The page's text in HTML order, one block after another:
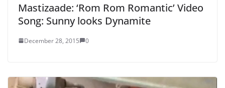
Mastizaade: ‘Rom Rom Romantic’ Video
Song: Sunny looks Dynamite
December 28, 2015 0